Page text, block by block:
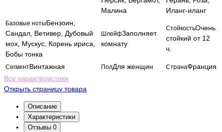
Малина
Иланг-иланг
Базовые нотыБензоин,
Сандал, Ветивер, Дубовый
мох, Мускус, Корень ириса,
Бобы тонка
ШлейфЗаполняет
комнату
СтойкостьОчень
стойкий от 12
ч.
СегментВинтажная ПолДля женщин СтранаФранция
Все характеристики
Открыть страницу товара
Описание
Характеристики
Отзывы 0